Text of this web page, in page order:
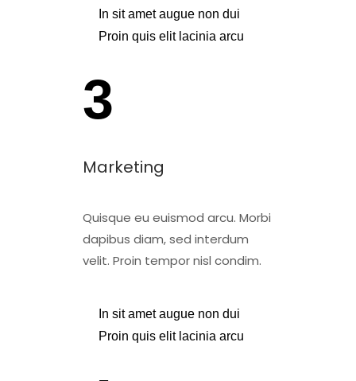
In sit amet augue non dui
Proin quis elit lacinia arcu
3
Marketing
Quisque eu euismod arcu. Morbi
dapibus diam, sed interdum
velit. Proin tempor nisl condim.
In sit amet augue non dui
Proin quis elit lacinia arcu